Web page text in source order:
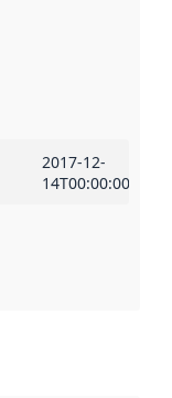
2017-12-
14T00:00:00Z
eller